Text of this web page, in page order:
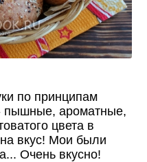
по принципам
пышные, ароматные,
цвета в
вкус! Мои были
Очень вкусно!